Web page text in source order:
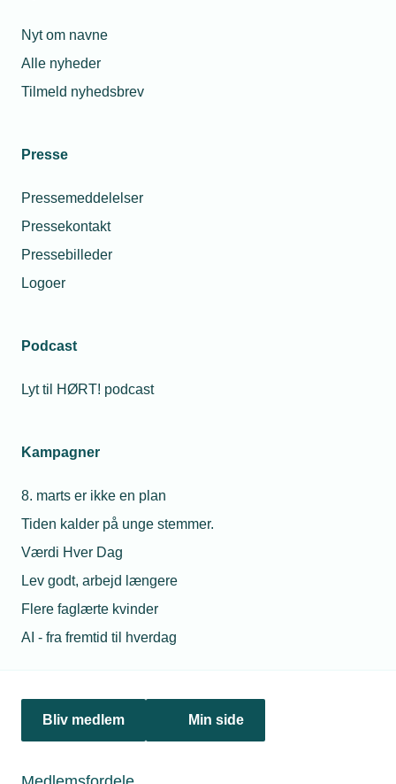
Nyt om navne
Alle nyheder
Tilmeld nyhedsbrev
Presse
Pressemeddelelser
Pressekontakt
Pressebilleder
Logoer
Podcast
Lyt til HØRT! podcast
Kampagner
8. marts er ikke en plan
Tiden kalder på unge stemmer.
Værdi Hver Dag
Lev godt, arbejd længere
Flere faglærte kvinder
AI - fra fremtid til hverdag
Bliv medlem Min side
Politik & analyse
jura@tekniq.dk
tekniq@tekniq.dk